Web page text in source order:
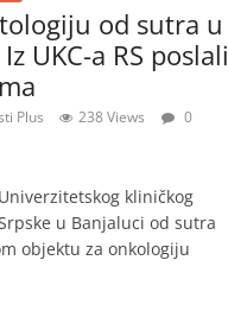
od sutra u
UKC-a RS poslali
Plus 238 Views
0
kliničkog
u Banjaluci od sutra
objektu za onkologiju